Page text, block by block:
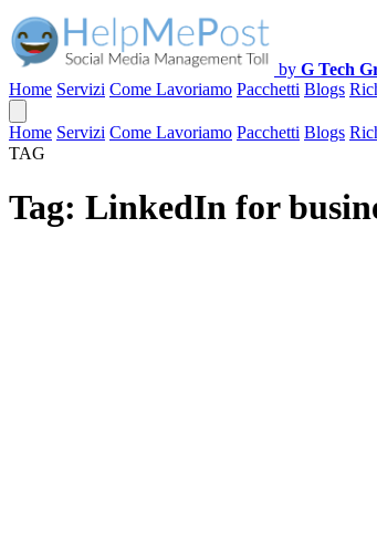
by G Tech
Home Servizi Come Lavoriamo Pacchetti Blogs
Home Servizi Come Lavoriamo Pacchetti Blogs
TAG
Tag: LinkedIn for